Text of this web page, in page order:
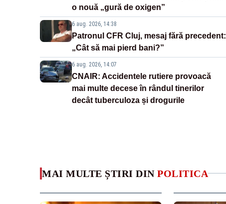
o nouă „gură de oxigen”
6 aug. 2026, 14:38
Patronul CFR Cluj, mesaj fără precedent:
„Cât să mai pierd bani?”
6 aug. 2026, 14:07
CNAIR: Accidentele rutiere provoacă
mai multe decese în rândul tinerilor
decât tuberculoza și drogurile
MAI MULTE ȘTIRI DIN POLITICA